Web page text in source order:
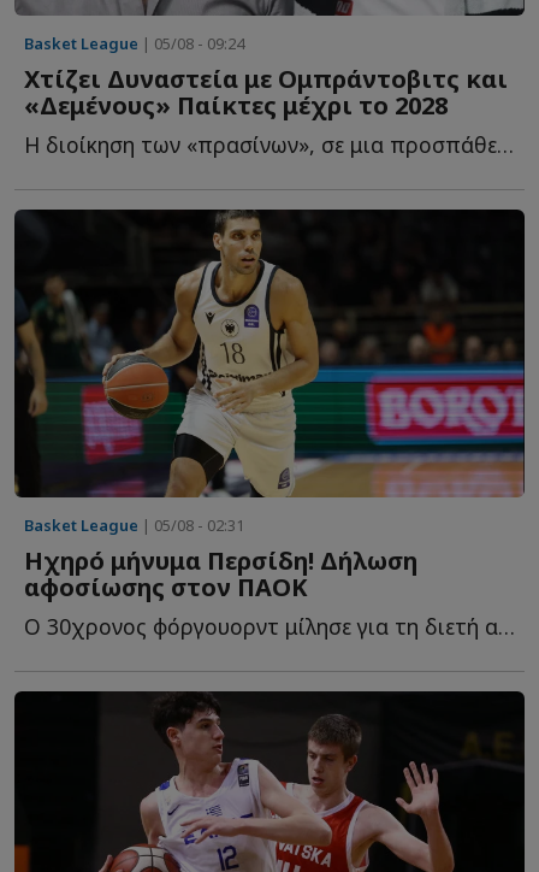
Basket League | 05/08 - 09:24
Χτίζει Δυναστεία με Ομπράντοβιτς και
«Δεμένους» Παίκτες μέχρι το 2028
Η διοίκηση των «πρασίνων», σε μια προσπάθεια να επαναφέρει τ...
Basket League | 05/08 - 02:31
Ηχηρό μήνυμα Περσίδη! Δήλωση
αφοσίωσης στον ΠΑΟΚ
Ο 30χρονος φόργουορντ μίλησε για τη διετή ανανέωση, τ...